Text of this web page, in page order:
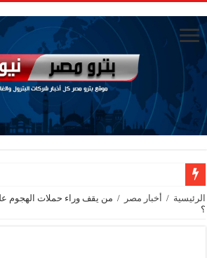
تاون جاس تسيطر علي كسر ماسورة في ترعة
الرئيسية / أخبار مصر / من يقف وراء حملات الهجوم
؟